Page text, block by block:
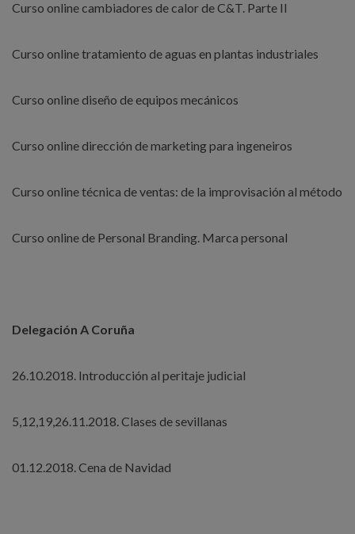
Curso online cambiadores de calor de C&T. Parte II
Curso online tratamiento de aguas en plantas industriales
Curso online diseño de equipos mecánicos
Curso online dirección de marketing para ingeneiros
Curso online técnica de ventas: de la improvisación al método
Curso online de Personal Branding. Marca personal
Delegación A Coruña
26.10.2018. Introducción al peritaje judicial
5,12,19,26.11.2018. Clases de sevillanas
01.12.2018. Cena de Navidad